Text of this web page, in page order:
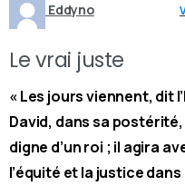
Eddyno
Le vrai juste
« Les jours viennent, dit
David, dans sa
digne d’un roi ; il agira
l’équité et la justice dans